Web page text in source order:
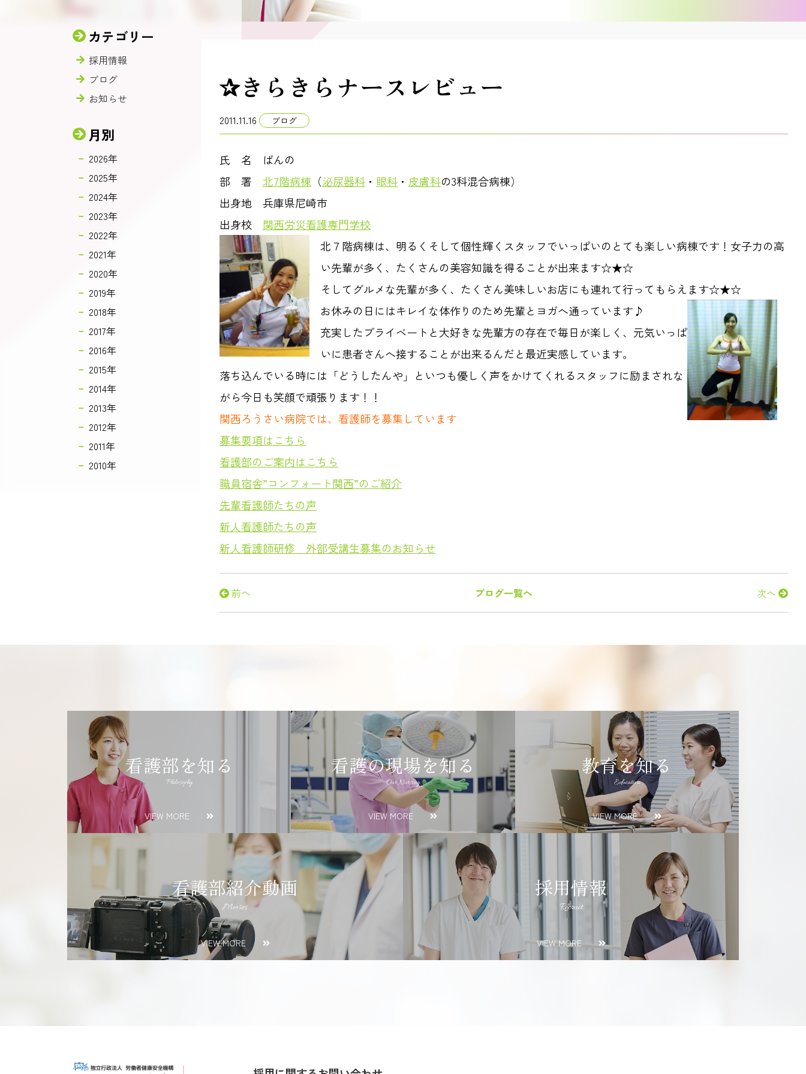
✰きらきらナースレビュー
2011.11.16 ブログ
氏 名 ばんの
部 署 北7階病棟 （泌尿器科 ・ 眼科 ・ 皮膚科の3科混合病棟）
出身地 兵庫県尼崎市
出身校 関西労災看護専門学校
北７階病棟は、明るくそして個性輝くスタッフでいっぱいのとても楽しい病棟です！女子力の高
い先輩が多く、たくさんの美容知識を得ることが出来ます☆★☆
そしてグルメな先輩が多く、たくさん美味しいお店にも連れて行ってもらえます☆★☆
お休みの日にはキレイな体作りのため先輩とヨガへ通っています♪
充実したプライベートと大好きな先輩方の存在で毎日が楽しく、元気いっぱ
いに患者さんへ接することが出来るんだと最近実感しています。
落ち込んでいる時には「どうしたんや」といつも優しく声をかけてくれるスタッフに励まされな
がら今日も笑顔で頑張ります！！
関西ろうさい病院では、看護師を募集しています
募集要項はこちら
看護部のご案内はこちら
職員宿舎”コンフォート関西”のご紹介
先輩看護師たちの声
新人看護師たちの声
新人看護師研修 外部受講生募集のお知らせ
前へ 次へ
ブログ一覧へ
カテゴリー
採用情報
ブログ
お知らせ
月別
2026年
2025年
2024年
2023年
2022年
2021年
2020年
2019年
2018年
2017年
2016年
2015年
2014年
2013年
2012年
2011年
2010年
看護部を知る
Philosophy
VIEW MORE
看護の現場を知る
Our Nursing
VIEW MORE
教育を知る
Education
VIEW MORE
看護部紹介動画
Movies
VIEW MORE
採用情報
Recruit
VIEW MORE